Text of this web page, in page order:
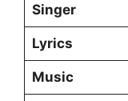
Singer
Lyrics
Music